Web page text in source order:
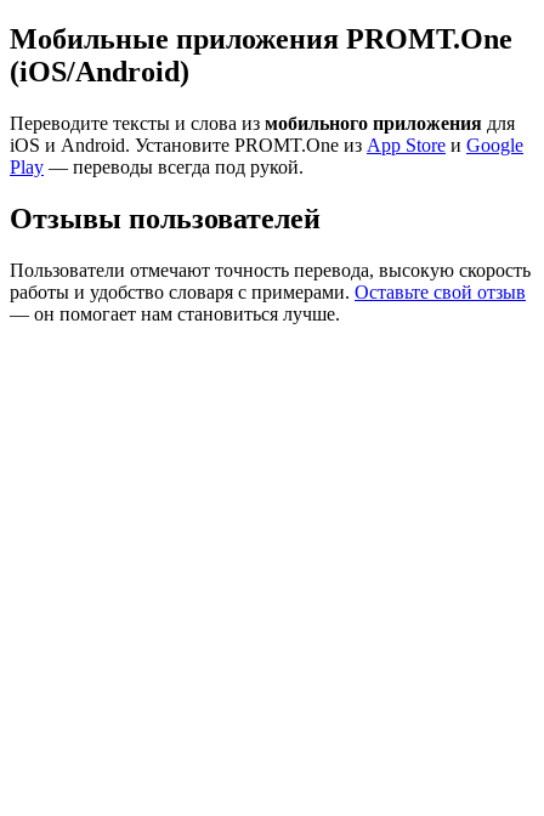
Мобильные приложения PROMT.One
(iOS/Android)
Переводите тексты и слова из мобильного приложения для
iOS и Android. Установите PROMT.One из App Store и Google
Play — переводы всегда под рукой.
Отзывы пользователей
Пользователи отмечают точность перевода, высокую скорость
работы и удобство словаря с примерами. Оставьте свой отзыв
— он помогает нам становиться лучше.